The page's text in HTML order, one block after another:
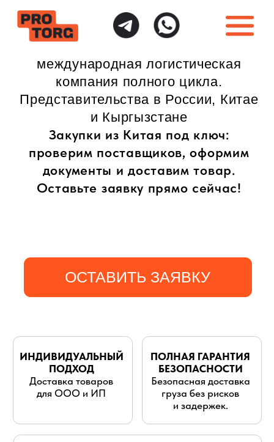
Представительства в России, Китае
и Кыргызстане
Закупки из Китая под ключ:
проверим поставщиков, оформим
документы и доставим товар.
Оставьте заявку прямо сейчас!
ОСТАВИТЬ ЗАЯВКУ
Срок доставки от 3х дней
Стоимость от 0.7 $/кг
Безопасная доставка
груза без рисков
Доставка товаров
для ООО и ИП